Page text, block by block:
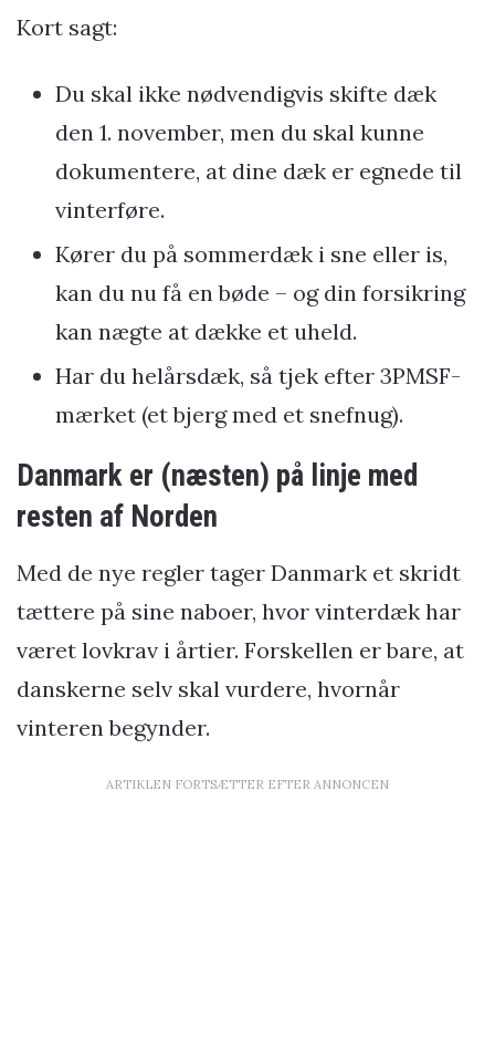
Kort sagt:
Du skal ikke nødvendigvis skifte dæk
den 1. november, men du skal kunne
dokumentere, at dine dæk er egnede til
vinterføre.
Kører du på sommerdæk i sne eller is,
kan du nu få en bøde – og din forsikring
kan nægte at dække et uheld.
Har du helårsdæk, så tjek efter 3PMSF-
mærket (et bjerg med et snefnug).
Danmark er (næsten) på linje med
resten af Norden
Med de nye regler tager Danmark et skridt
tættere på sine naboer, hvor vinterdæk har
været lovkrav i årtier. Forskellen er bare, at
danskerne selv skal vurdere, hvornår
vinteren begynder.
ARTIKLEN FORTSÆTTER EFTER ANNONCEN